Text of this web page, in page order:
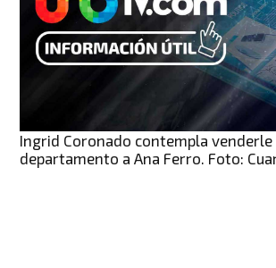
Ingrid Coronado contempla venderle
departamento a Ana Ferro. Foto: